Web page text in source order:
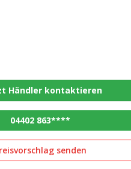
Händler kontaktieren
04402 863****
senden